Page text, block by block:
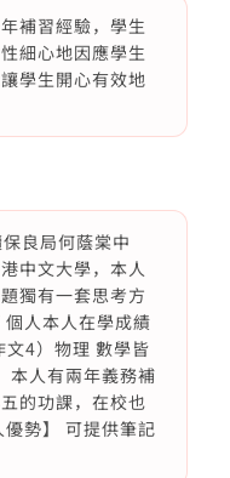
補習經驗，學生
細心地因應學生
學生開心有效地
良局何蔭棠中
中文大學，本人
獨有一套思考方
人本人在學成績
4）物理 數學皆
本人有兩年義務補
的功課，在校也
勢】 可提供筆記